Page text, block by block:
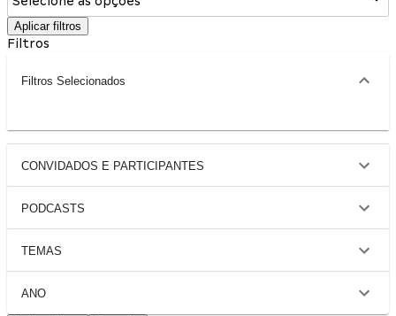
Aplicar filtros
Filtros
Filtros Selecionados
CONVIDADOS E PARTICIPANTES
PODCASTS
TEMAS
ANO